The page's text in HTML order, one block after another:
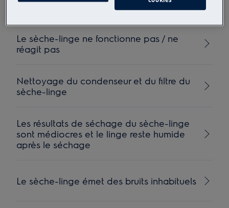
Le sèche-linge ne fonctionne pas / ne
réagit pas
Nettoyage du condenseur et du filtre du
sèche-linge
Les résultats de séchage du sèche-linge
sont médiocres et le linge reste humide
après le séchage
Le sèche-linge émet des bruits inhabituels